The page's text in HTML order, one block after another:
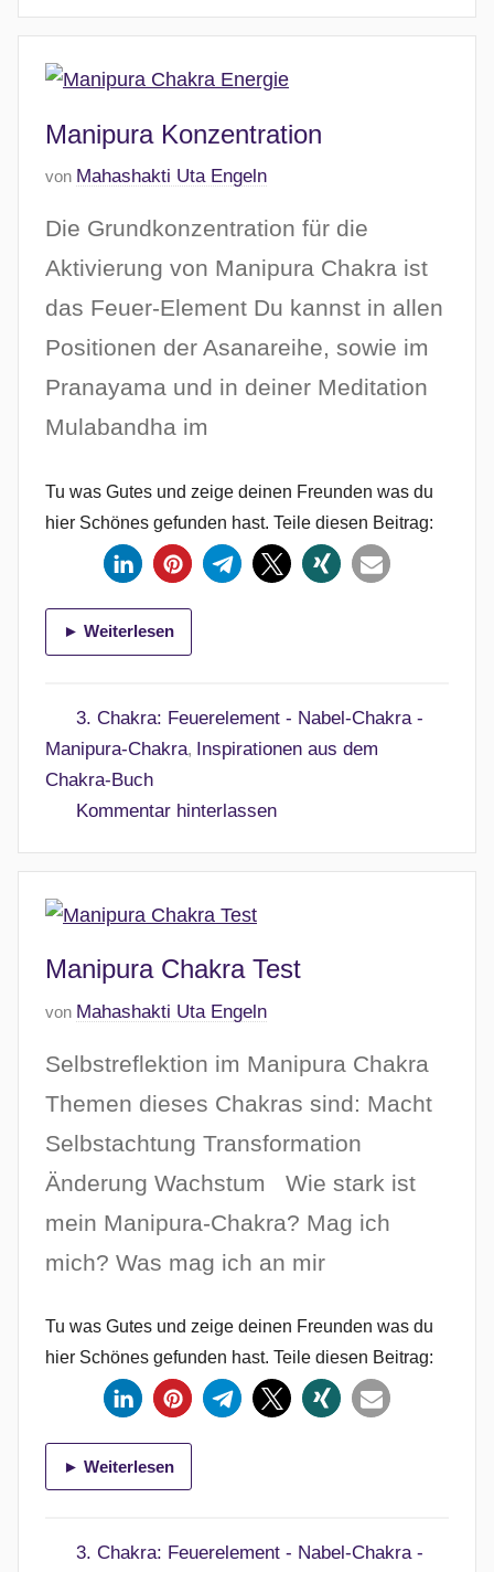
0
6Manipura Konzentration
V
r
ö
f
e
n
l
c
h
m
e
b
u
r
0
2
von Mahashakti Uta Engeln
Die Grundkonzentration für die
Aktivierung von Manipura Chakra ist
das Feuer-Element Du kannst in allen
Positionen der Asanareihe, sowie im
Pranayama und in deiner Meditation
Mulabandha im
Tu was Gutes und zeige deinen Freunden was du
hier Schönes gefunden hast. Teile diesen Beitrag:
► Weiterlesen
3. Chakra: Feuerelement - Nabel-Chakra -
Manipura-Chakra, Inspirationen aus dem
Chakra-Buch
Kommentar hinterlassen
Manipura Chakra Test
V
r
ö
f
e
l
c
h
m
von Mahashakti Uta Engeln
Selbstreflektion im Manipura Chakra
Themen dieses Chakras sind: Macht
Selbstachtung Transformation
Änderung Wachstum Wie stark ist
mein Manipura-Chakra? Mag ich
mich? Was mag ich an mir
Tu was Gutes und zeige deinen Freunden was du
hier Schönes gefunden hast. Teile diesen Beitrag:
► Weiterlesen
3. Chakra: Feuerelement - Nabel-Chakra -